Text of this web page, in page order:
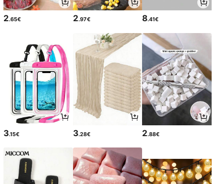
2.65€ 2.97€ 8.41€
3.15€ 3.28€ 2.88€